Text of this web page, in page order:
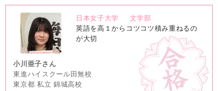
no
image
日本女子大学
文学部
英語を高１からコツコツ積み重ねるの
が大切
小川亜子さん
東進ハイスクール田無校
東京都 私立 錦城高校